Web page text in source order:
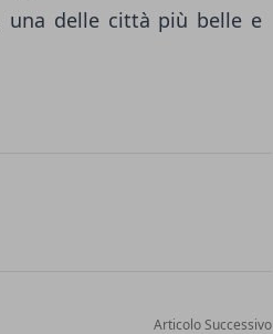
una delle città più belle e
Articolo Successivo